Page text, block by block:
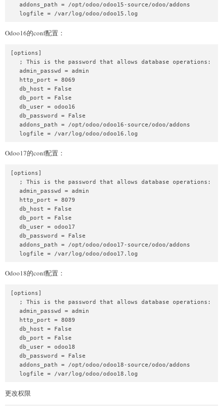
   addons_path = /opt/odoo/odoo15-source/odoo/addons
Odoo16的conf配置：
[options]
   ; This is the password that allows database operations:
   admin_passwd = admin
   http_port = 8069
   db_host = False
   db_port = False
   db_user = odoo16
   db_password = False
   addons_path = /opt/odoo/odoo16-source/odoo/addons
Odoo17的conf配置：
[options]
   ; This is the password that allows database operations:
   admin_passwd = admin
   http_port = 8079
   db_host = False
   db_port = False
   db_user = odoo17
   db_password = False
   addons_path = /opt/odoo/odoo17-source/odoo/addons
Odoo18的conf配置：
[options]
   ; This is the password that allows database operations:
   admin_passwd = admin
   http_port = 8089
   db_host = False
   db_port = False
   db_user = odoo18
   db_password = False
   addons_path = /opt/odoo/odoo18-source/odoo/addons
更改权限